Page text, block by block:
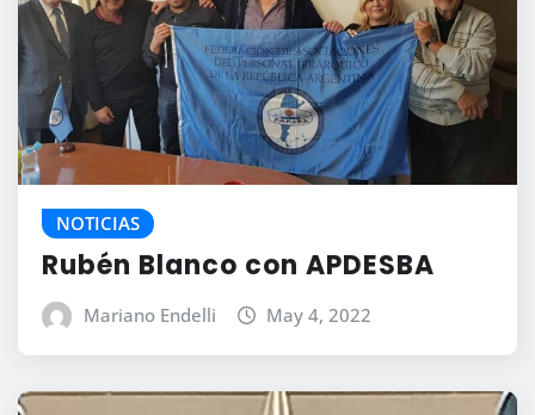
NOTICIAS
Rubén Blanco con APDESBA
Mariano Endelli May 4, 2022